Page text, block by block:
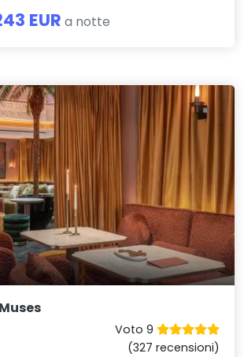
EUR a notte
Voto 9
(327 recensioni)